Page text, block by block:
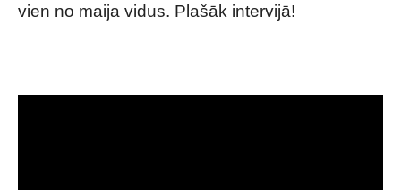
vien no maija vidus. Plašāk intervijā!